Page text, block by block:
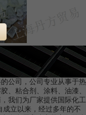
公司，公司专业从事于热
、粘合剂、涂料、油漆、
我们为厂家提供国际化工
立以来，经过多年的不